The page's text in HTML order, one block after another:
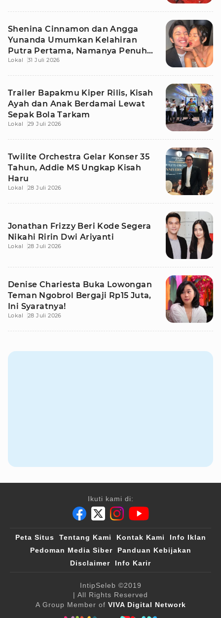
Shenina Cinnamon dan Angga
Yunanda Umumkan Kelahiran
Putra Pertama, Namanya Penuh
Makna
Lokal 31 Juli 2026
Trailer Bapakmu Kiper Rilis, Kisah
Ayah dan Anak Berdamai Lewat
Sepak Bola Tarkam
Lokal 29 Juli 2026
Twilite Orchestra Gelar Konser 35
Tahun, Addie MS Ungkap Kisah
Haru
Lokal 28 Juli 2026
Jonathan Frizzy Beri Kode Segera
Nikahi Ririn Dwi Ariyanti
Lokal 28 Juli 2026
Denise Chariesta Buka Lowongan
Teman Ngobrol Bergaji Rp15 Juta,
Ini Syaratnya!
Lokal 28 Juli 2026
Ikuti kami di:
Peta Situs Tentang Kami Kontak Kami
Info Iklan
Pedoman Media Siber
Panduan Kebijakan
Disclaimer
Info Karir
IntipSeleb ©2019
| All Rights Reserved
A Group Member of VIVA Digital Network